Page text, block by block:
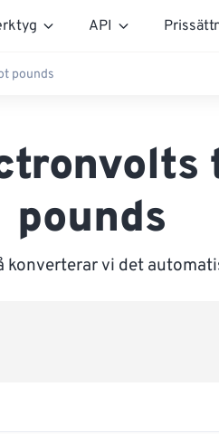
API
pounds
pounds
konverterar vi det